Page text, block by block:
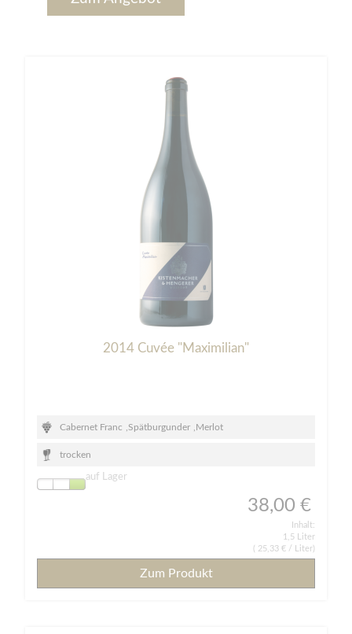
2014 Cuvée "Maximilian"
Cabernet Franc Spätburgunder Merlot
trocken
auf Lager
38,00 €
Inhalt:
1,5 Liter
25,33 € / Liter)
Zum Produkt